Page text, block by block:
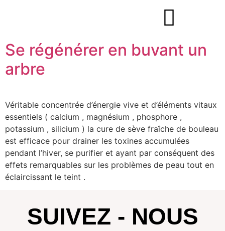
Se régénérer en buvant un
arbre
Véritable concentrée d’énergie vive et d’éléments vitaux
essentiels ( calcium , magnésium , phosphore ,
potassium , silicium ) la cure de sève fraîche de bouleau
est efficace pour drainer les toxines accumulées
pendant l’hiver, se purifier et ayant par conséquent des
effets remarquables sur les problèmes de peau tout en
éclaircissant le teint .
SUIVEZ - NOUS